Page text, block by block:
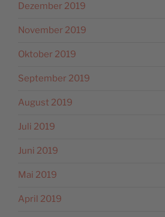
Dezember 2019
November 2019
Oktober 2019
September 2019
August 2019
Juli 2019
Juni 2019
Mai 2019
April 2019